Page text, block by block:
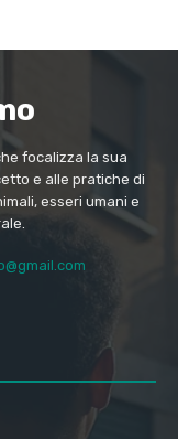
focalizza la sua
e alle pratiche di
esseri umani e